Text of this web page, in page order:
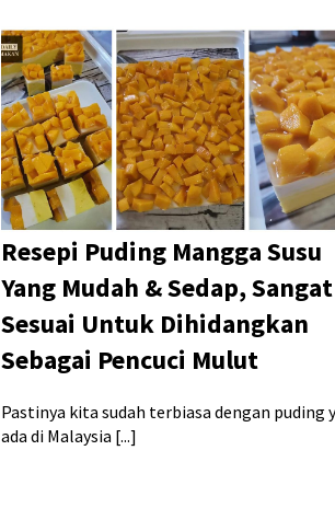
Resepi Puding Mangga Susu
Yang Mudah & Sedap, Sangat
Sesuai Untuk Dihidangkan
Sebagai Pencuci Mulut
Pastinya kita sudah terbiasa dengan puding
ada di Malaysia [...]